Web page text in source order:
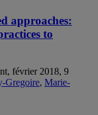
approaches:
to
février 2018, 9
Gregoire, Marie-